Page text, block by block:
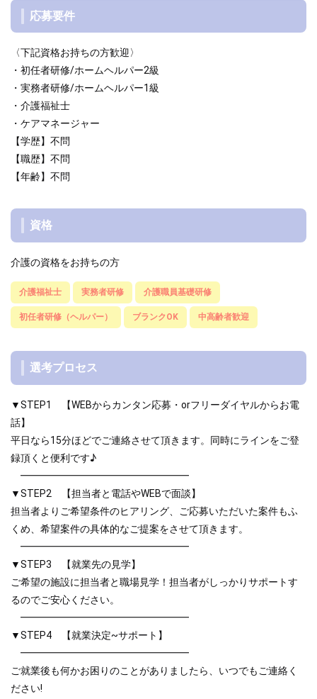
応募要件
〈下記資格お持ちの方歓迎〉
・初任者研修/ホームヘルパー2級
・実務者研修/ホームヘルパー1級
・介護福祉士
・ケアマネージャー
【学歴】不問
【職歴】不問
【年齢】不問
資格
介護の資格をお持ちの方
介護福祉士 実務者研修 介護職員基礎研修
初任者研修（ヘルパー） ブランクOK 中高齢者歓迎
選考プロセス
▼STEP1 【WEBからカンタン応募・orフリーダイヤルからお電
話】
平日なら15分ほどでご連絡させて頂きます。同時にラインをご登
録頂くと便利です♪
━━━━━━━━━━━━━━━━━
▼STEP2 【担当者と電話やWEBで面談】
担当者よりご希望条件のヒアリング、ご応募いただいた案件もふ
くめ、希望案件の具体的なご提案をさせて頂きます。
━━━━━━━━━━━━━━━━━
▼STEP3 【就業先の見学】
ご希望の施設に担当者と職場見学！担当者がしっかりサポートす
るのでご安心ください。
━━━━━━━━━━━━━━━━━
▼STEP4 【就業決定~サポート】
━━━━━━━━━━━━━━━━━
ご就業後も何かお困りのことがありましたら、いつでもご連絡く
ださい!